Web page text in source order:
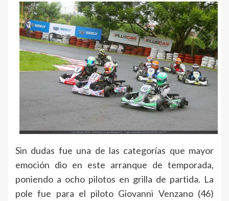
Sin dudas fue una de las categorías que mayor
emoción dio en este arranque de temporada,
poniendo a ocho pilotos en grilla de partida. La
pole fue para el piloto Giovanni Venzano (46)